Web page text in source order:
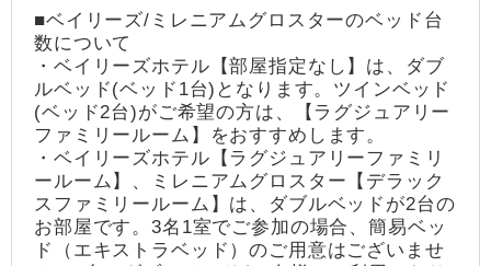
■ベイリーズ/ミレニアムグロスターのベッド台
数について
・ベイリーズホテル【部屋指定なし】は、ダブ
ルベッド(ベッド1台)となります。ツインベッド
(ベッド2台)がご希望の方は、【ラグジュアリー
ファミリールーム】をおすすめします。
・ベイリーズホテル【ラグジュアリーファミリ
ールーム】、ミレニアムグロスター【デラック
スファミリールーム】は、ダブルベッドが2台の
お部屋です。3名1室でご参加の場合、簡易ベッ
ド（エキストラベッド）のご用意はございませ